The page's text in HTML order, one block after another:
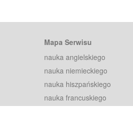
Mapa Serwisu
nauka angielskiego
nauka niemieckiego
nauka hiszpańskiego
nauka francuskiego